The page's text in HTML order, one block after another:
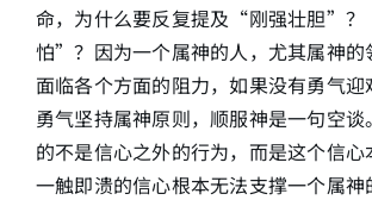
命，为什么要反复提及“刚强壮胆”
怕”？因为一个属神的人，尤其属神的
面临各个方面的阻力，如果没有勇气迎
勇气坚持属神原则，顺服神是一句空谈
的不是信心之外的行为，而是这个信心
一触即溃的信心根本无法支撑一个属神